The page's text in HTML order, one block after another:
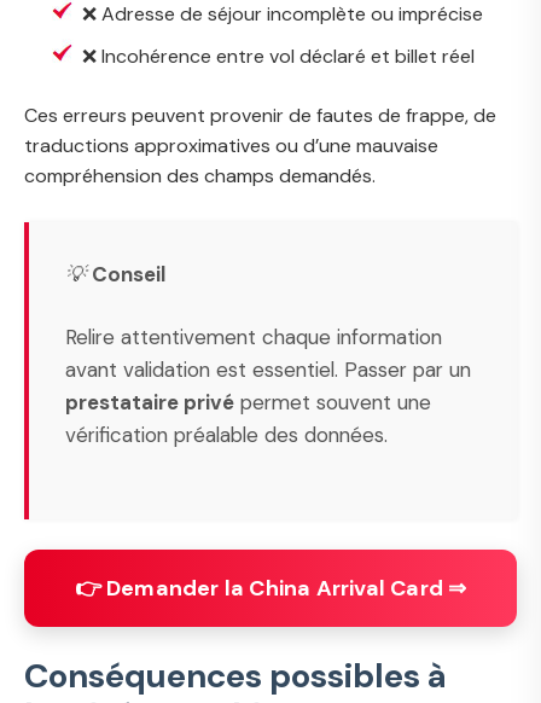
❌ Adresse de séjour incomplète ou imprécise
❌ Incohérence entre vol déclaré et billet réel
Ces erreurs peuvent provenir de fautes de frappe, de
traductions approximatives ou d’une mauvaise
compréhension des champs demandés.
💡Conseil
Relire attentivement chaque information
avant validation est essentiel. Passer par un
prestataire privé permet souvent une
vérification préalable des données.
👉 Demander la China Arrival Card ⇒
Conséquences possibles à